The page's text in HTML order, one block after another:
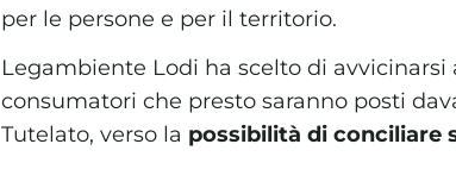
per le persone e per il territorio.
Legambiente Lodi ha scelto di
consumatori che presto saranno posti
Tutelato, verso la possibilità di conciliare